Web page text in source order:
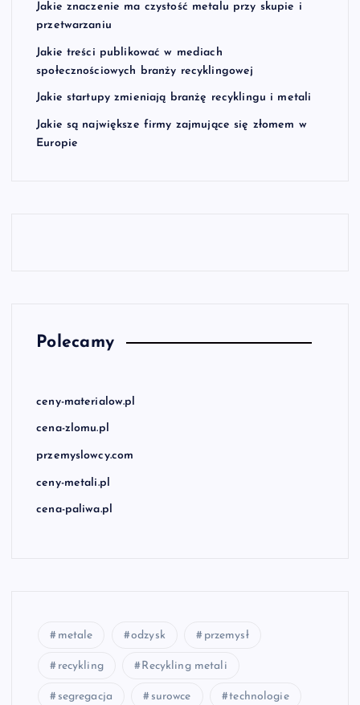
Jakie znaczenie ma czystość metalu przy skupie i
przetwarzaniu
Jakie treści publikować w mediach
społecznościowych branży recyklingowej
Jakie startupy zmieniają branżę recyklingu i metali
Jakie są największe firmy zajmujące się złomem w
Europie
Polecamy
ceny-materialow.pl
cena-zlomu.pl
przemyslowcy.com
ceny-metali.pl
cena-paliwa.pl
metale odzysk przemysł
recykling Recykling metali
segregacja surowce technologie